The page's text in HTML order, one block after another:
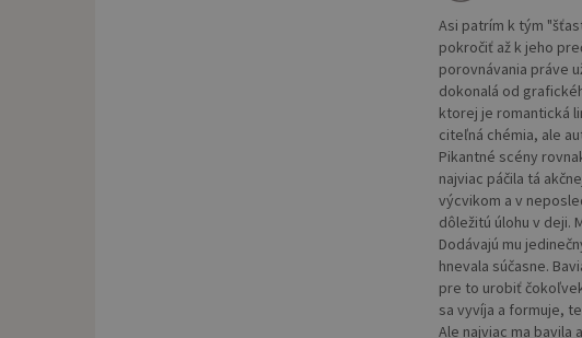
Asi patrím k tým
pokročiť až k jeho
porovnávania práve
dokonalá od
ktorej je romantická
citeľná chémia, ale
Pikantné scény
najviac páčila tá
výcvikom a v
dôležitú úlohu v deji.
Dodávajú mu
hnevala súčasne.
pre to urobiť
sa vyvíja a formuje,
Ale najviac ma bavila